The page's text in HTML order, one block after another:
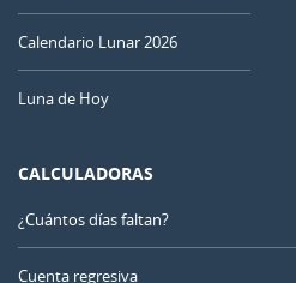
Calendario Lunar 2026
Luna de Hoy
CALCULADORAS
¿Cuántos días faltan?
Cuenta regresiva